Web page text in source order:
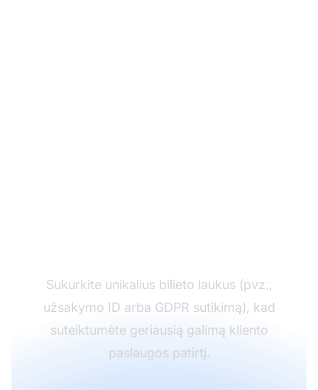
Sukurkite unikalius bilieto laukus (pvz.,
užsakymo ID arba GDPR sutikimą), kad
suteiktumėte geriausią galimą kliento
paslaugos patirtį.